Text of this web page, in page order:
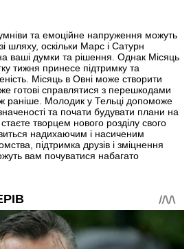
та емоційне напруження можуть
шляху, оскільки Марс і Сатурн
ваші думки та рішення. Однак Місяць
тижня принесе підтримку та
Місяць в Овні може створити
готові справлятися з перешкодами
раніше. Молодик у Тельці допоможе
та почати будувати плани на
творцем нового розділу свого
надихаючим і насиченим
підтримка друзів і зміцнення
вам почуватися набагато